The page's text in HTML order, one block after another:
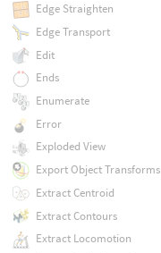
Edge Straighten
Edge Transport
Edit
Ends
Enumerate
Error
Exploded View
Export Object Transforms
Extract Centroid
Extract Contours
Extract Locomotion